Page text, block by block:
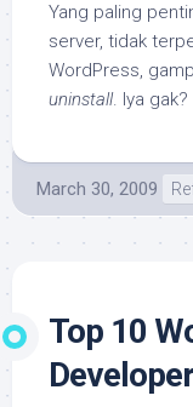
Yang paling
server, tidak
WordPress,
uninstall. Iya gak?
March 30, 2009
Top 10